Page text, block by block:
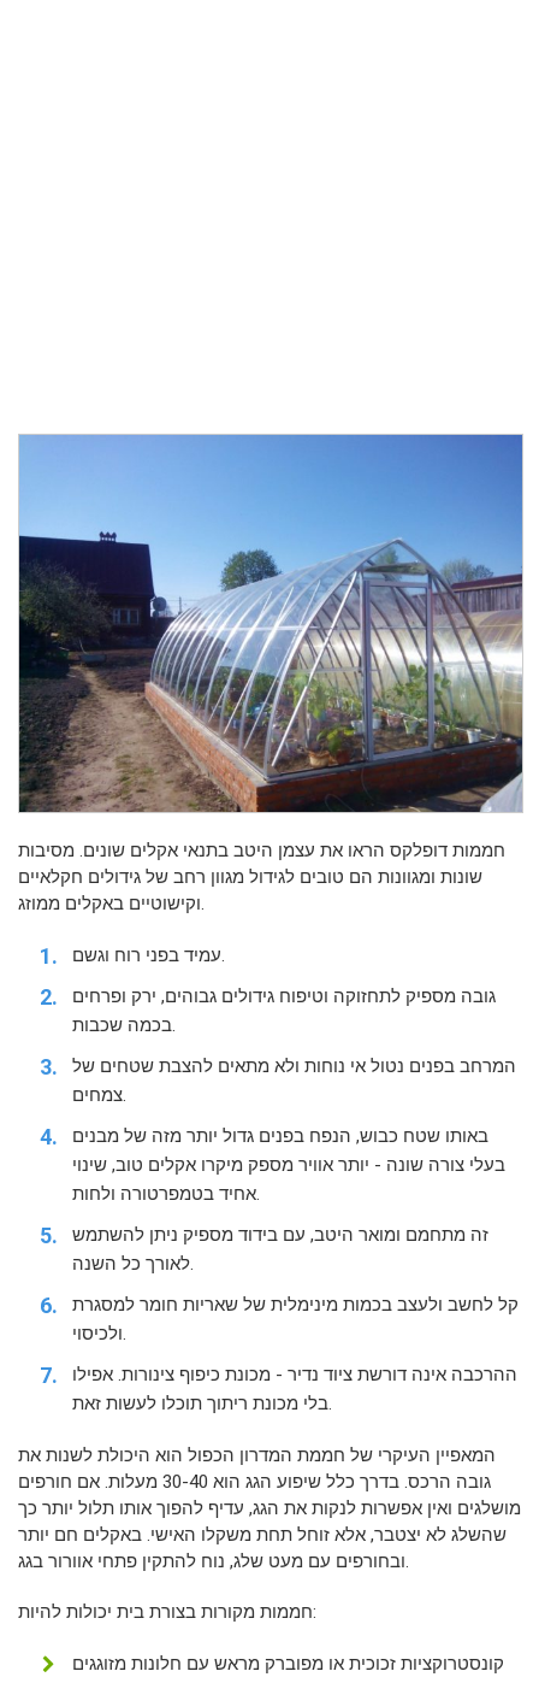
חממות דופלקס הראו את עצמן היטב בתנאי אקלים שונים. מסיבות
שונות ומגוונות הם טובים לגידול מגוון רחב של גידולים חקלאיים
וקישוטיים באקלים ממוזג.
עמיד בפני רוח וגשם.
גובה מספיק לתחזוקה וטיפוח גידולים גבוהים, ירק ופרחים
בכמה שכבות.
המרחב בפנים נטול אי נוחות ולא מתאים להצבת שטחים של
צמחים.
באותו שטח כבוש, הנפח בפנים גדול יותר מזה של מבנים
בעלי צורה שונה - יותר אוויר מספק מיקרו אקלים טוב, שינוי
אחיד בטמפרטורה ולחות.
זה מתחמם ומואר היטב, עם בידוד מספיק ניתן להשתמש
לאורך כל השנה.
קל לחשב ולעצב בכמות מינימלית של שאריות חומר למסגרת
ולכיסוי.
ההרכבה אינה דורשת ציוד נדיר - מכונת כיפוף צינורות. אפילו
בלי מכונת ריתוך תוכלו לעשות זאת.
המאפיין העיקרי של חממת המדרון הכפול הוא היכולת לשנות את
גובה הרכס. בדרך כלל שיפוע הגג הוא 30-40 מעלות. אם חורפים
מושלגים ואין אפשרות לנקות את הגג, עדיף להפוך אותו תלול יותר כך
שהשלג לא יצטבר, אלא זוחל תחת משקלו האישי. באקלים חם יותר
ובחורפים עם מעט שלג, נוח להתקין פתחי אוורור בגג.
חממות מקורות בצורת בית יכולות להיות:
קונסטרוקציות זכוכית או מפוברק מראש עם חלונות מזוגגים